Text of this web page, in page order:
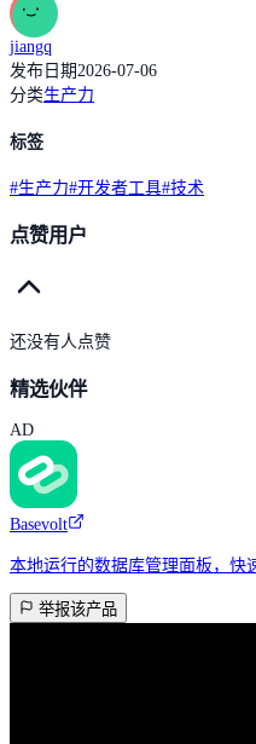
jiangq
发布日期2026-07-06
分类生产力
标签
#生产力#开发者工具#技术
点赞用户
还没有人点赞
精选伙伴
AD
Basevolt
本地运行的数据库管理面板，快
举报该产品